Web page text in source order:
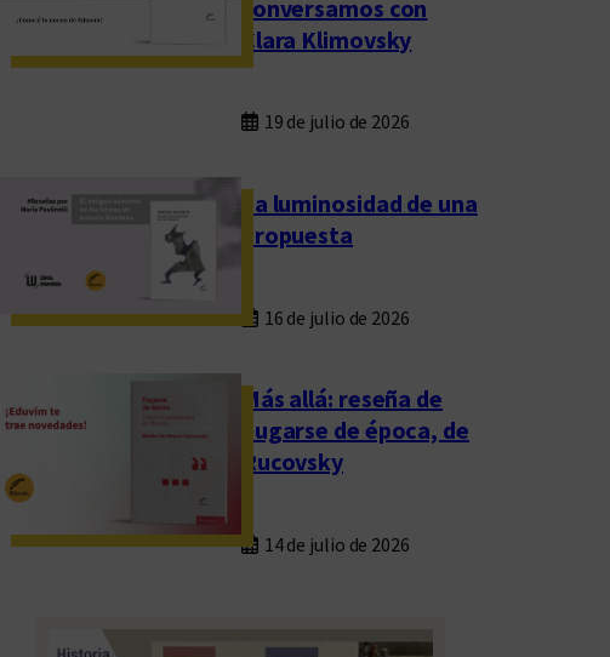
conversamos con
Clara Klimovsky
19 de julio de 2026
La luminosidad de una
propuesta
16 de julio de 2026
Más allá: reseña de
Fugarse de época, de
Rucovsky
14 de julio de 2026